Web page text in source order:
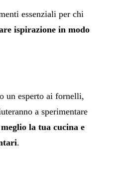
essenziali per chi
ispirazione in modo
un esperto ai fornelli,
a sperimentare
la tua cucina e
.